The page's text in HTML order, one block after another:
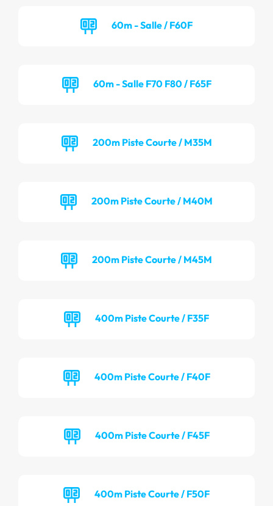
60m - Salle / F60F
60m - Salle F70 F80 / F65F
200m Piste Courte / M35M
200m Piste Courte / M40M
200m Piste Courte / M45M
400m Piste Courte / F35F
400m Piste Courte / F40F
400m Piste Courte / F45F
400m Piste Courte / F50F